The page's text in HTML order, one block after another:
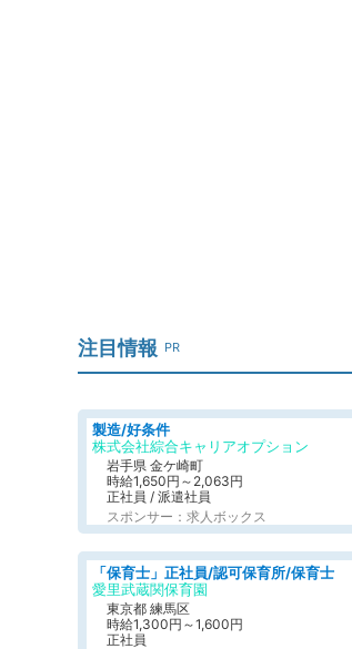
注目情報 PR
製造/好条件
株式会社綜合キャリアオプション
岩手県 金ケ崎町
時給1,650円～2,063円
正社員 / 派遣社員
スポンサー：求人ボックス
「保育士」正社員/認可保育所/保育士
愛里武蔵関保育園
東京都 練馬区
時給1,300円～1,600円
正社員